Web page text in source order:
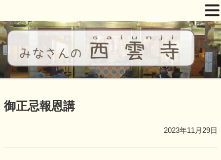
コ
ン
テ
ツ
キ
西雲寺
しだれ桜となんまんだぶつ
御正忌報恩講
2023年11月29日